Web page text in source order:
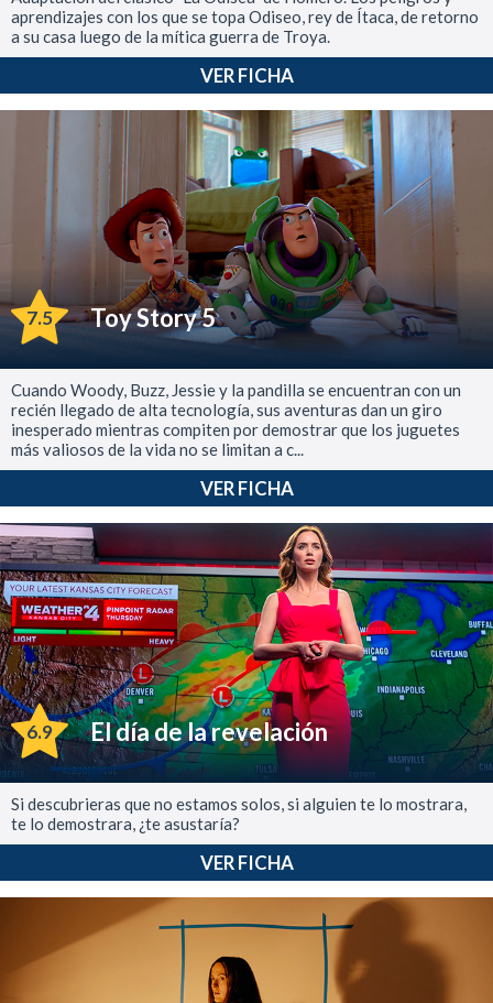
aprendizajes con los que se topa Odiseo, rey de Ítaca, de retorno
a su casa luego de la mítica guerra de Troya.
VER FICHA
7.5 Toy Story 5
Cuando Woody, Buzz, Jessie y la pandilla se encuentran con un
recién llegado de alta tecnología, sus aventuras dan un giro
inesperado mientras compiten por demostrar que los juguetes
más valiosos de la vida no se limitan a c...
VER FICHA
6.9 El día de la revelación
Si descubrieras que no estamos solos, si alguien te lo mostrara,
te lo demostrara, ¿te asustaría?
VER FICHA